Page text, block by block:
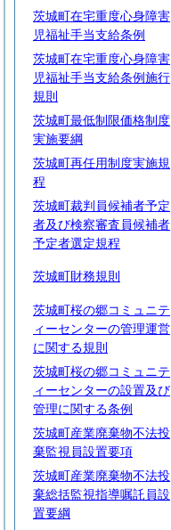
茨城町在宅重度心身障害
児福祉手当支給条例
茨城町在宅重度心身障害
児福祉手当支給条例施行
規則
茨城町最低制限価格制度
実施要綱
茨城町再任用制度実施規
程
茨城町裁判員候補者予定
者及び検察審査員候補者
予定者選定規程
茨城町財務規則
茨城町桜の郷コミュニテ
ィーセンターの管理運営
に関する規則
茨城町桜の郷コミュニテ
ィーセンターの設置及び
管理に関する条例
茨城町産業廃棄物不法投
棄監視員設置要項
茨城町産業廃棄物不法投
棄総括監視指導嘱託員設
置要綱